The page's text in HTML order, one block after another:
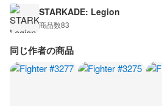
STARKADE: Legion
商品数83
同じ作者の商品